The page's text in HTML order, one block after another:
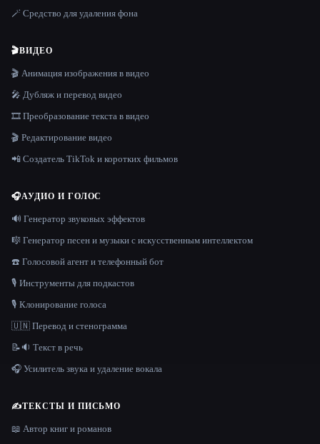
🪄 Средство для удаления фона
🎬ВИДЕО
🎬 Анимация изображения в видео
🎤 Дубляж и перевод видео
🎞️ Преобразование текста в видео
🎬 Редактирование видео
📲 Создатель TikTok и коротких фильмов
🎧АУДИО И ГОЛОС
🔊 Генератор звуковых эффектов
🎼 Генератор песен и музыки с искусственным интеллектом
☎️ Голосовой агент и телефонный бот
🎙️ Инструменты для подкастов
🎙️ Клонирование голоса
🇺🇳 Перевод и стенограмма
📝🔉 Текст в речь
🎧 Усилитель звука и удаление вокала
✍️ТЕКСТЫ И ПИСЬМО
📖 Автор книг и романов